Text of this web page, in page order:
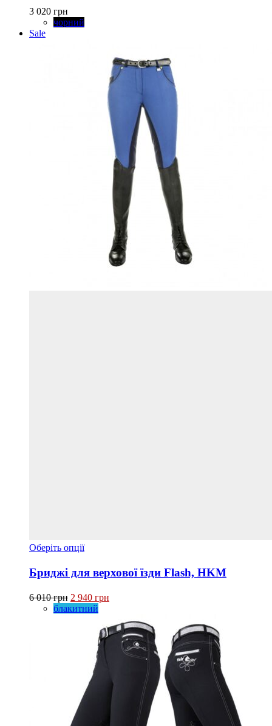
Параметри
можна
сторінці
товару
3 020 грн
чорний
Sale
Оберіть опціїЦей
має
кілька
Параметри
можна
вибрати
сторінці
товару
Бриджі для верхової їзди Flash, HKM
6 010грн Оригінальна
ціна:
2 940 грн
2 940 грн.
блакитний